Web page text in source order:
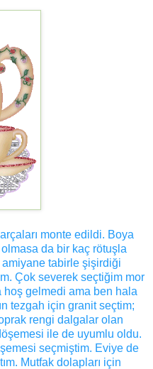
monte edildi. Boya
da bir kaç rötuşla
amiyane tabirle şişirdiği
Çok severek seçtiğim mor
hoş gelmedi ama ben hala
tezgah için granit seçtim;
rengi dalgalar olan
ile de uyumlu oldu.
seçmiştim. Eviye de
Mutfak dolapları için